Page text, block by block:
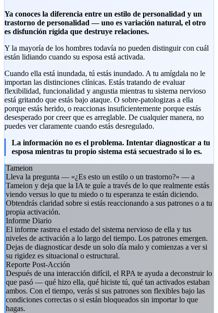
Ya conoces la diferencia entre un estilo de personalidad y un
trastorno de personalidad — uno es variación natural, el otro
es disfunción rígida que destruye relaciones.
Y la mayoría de los hombres todavía no pueden distinguir con cuál
están lidiando cuando su esposa está activada.
Cuando ella está inundada, tú estás inundado. A tu amígdala no le
importan las distinciones clínicas. Estás tratando de evaluar
flexibilidad, funcionalidad y angustia mientras tu sistema nervioso
está gritando que estás bajo ataque. O sobre-patologizas a ella
porque estás herido, o reaccionas insuficientemente porque estás
desesperado por creer que es arreglable. De cualquier manera, no
puedes ver claramente cuando estás desregulado.
La información no es el problema. Intentar diagnosticar a tu
esposa mientras tu propio sistema está secuestrado sí lo es.
Tameion
Lleva la pregunta — «¿Es esto un estilo o un trastorno?» — a
Tameion y deja que la IA te guíe a través de lo que realmente estás
viendo versus lo que tu miedo o tu esperanza te están diciendo.
Obtendrás claridad sobre si estás reaccionando a sus patrones o a tu
propia activación.
Informe Diario
El informe rastrea el estado del sistema nervioso de ella y tus
niveles de activación a lo largo del tiempo. Los patrones emergen.
Dejas de diagnosticar desde un solo día malo y comienzas a ver si
su rigidez es situacional o estructural.
Reporte Post-Acción
Después de una interacción difícil, el RPA te ayuda a deconstruir lo
que pasó — qué hizo ella, qué hiciste tú, qué tan activados estaban
ambos. Con el tiempo, verás si sus patrones son flexibles bajo las
condiciones correctas o si están bloqueados sin importar lo que
hagas.